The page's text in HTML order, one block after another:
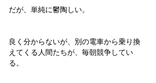
だが、単純に鬱陶しい。
良く分からないが、別の電車から乗り換
えてくる人間たちが、毎朝競争してい
る。